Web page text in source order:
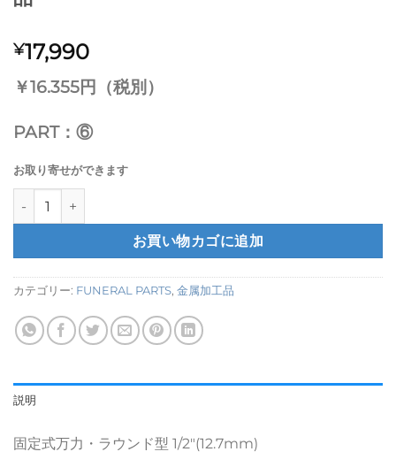
¥17,990
￥16.355円（税別）
PART：⑥
お取り寄せができます
固定式万力・ラウンド型 1/2"(12.7mm) 霊柩車 寝台車 部品
お買い物カゴに追加
カテゴリー: FUNERAL PARTS, 金属加工品
説明
固定式万力・ラウンド型 1/2″(12.7mm)